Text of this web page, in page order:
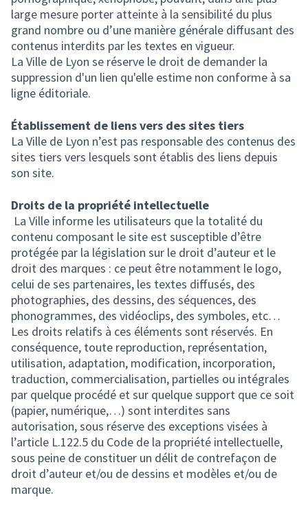
large mesure porter atteinte à la sensibilité du plus
grand nombre ou d’une manière générale diffusant des
contenus interdits par les textes en vigueur.
La Ville de Lyon se réserve le droit de demander la
suppression d'un lien qu'elle estime non conforme à sa
ligne éditoriale.
Établissement de liens vers des sites tiers
La Ville de Lyon n’est pas responsable des contenus des
sites tiers vers lesquels sont établis des liens depuis
son site.
Droits de la propriété intellectuelle
La Ville informe les utilisateurs que la totalité du
contenu composant le site est susceptible d’être
protégée par la législation sur le droit d’auteur et le
droit des marques : ce peut être notamment le logo,
celui de ses partenaires, les textes diffusés, des
photographies, des dessins, des séquences, des
phonogrammes, des vidéoclips, des symboles, etc…
Les droits relatifs à ces éléments sont réservés. En
conséquence, toute reproduction, représentation,
utilisation, adaptation, modification, incorporation,
traduction, commercialisation, partielles ou intégrales
par quelque procédé et sur quelque support que ce soit
(papier, numérique,…) sont interdites sans
autorisation, sous réserve des exceptions visées à
l’article L.122.5 du Code de la propriété intellectuelle,
sous peine de constituer un délit de contrefaçon de
droit d’auteur et/ou de dessins et modèles et/ou de
marque.